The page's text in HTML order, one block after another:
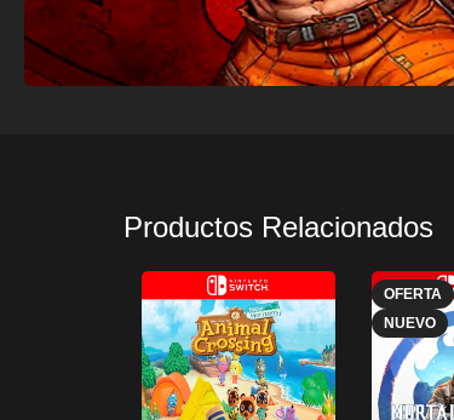
Productos Relacionados
OFERTA
NUEVO